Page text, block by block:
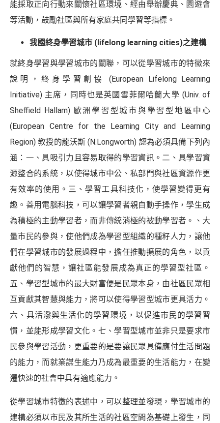
能採取正向行動來關懷社區環境、經由舉辦慶典、園遊會
等活動，鼓勵社區與所有家庭共同學習等指標。
我國終身學習城市 (lifelong learning cities)之建構
就終身學習與學習城市的關聯，可以從學習城市的特徵來
說明，終身學習創協 (European Lifelong Learning
Initiative) 主席，同時也是英國雪菲爾哈蘭大學 (Univ. of
Sheffield Hallam) 歐洲學習型城市與學習型地區中心
(European Centre for the Learning City and Learning
Region) 教授的龍沃斯 (N.Longworth) 認為必須具備下列內
涵：一、具吸引力且容易取得的學習資訊。二、具學習資
源整合的系統，以使得城市中公、私部門與社區資源作更
有效率的使用。三、學習工具科技化，使學習變得更有
趣。善用電腦科技，可以讓學習者親自動手操作，學生成
為積極的主動學習者，而非傳統消極的被動學習者。、大
量市民的參與，使他們成為學習型組織的種籽人力，讓他
們在學習城市的發展過程中，擔任推動擴展的角色，以貢
獻他們的智慧，讓社區能發展成為真正的學習型社區。
五、學習型城市的最大財富便是民眾本身，由社區民眾相
互貢獻其智慧與能力，將可以使得學習型城市更具活力。
六、具活潑與生活化的學習環境，以促進市民的學習習
慣，並能形成學習文化。七、學習型城市並非只是要求市
民參與學習活動，更重要的是要讓民眾具備應付生活問題
的能力，而就業謀生能力乃成為最重要的生活能力，在變
遷快速的社會中具有適應能力。
從學習城市特徵的表述中，可以整理並發現，學習城市的
建構必須以市民及其所生活的社區空間為基礎上發生，同